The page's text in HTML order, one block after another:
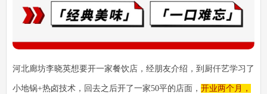
河北廊坊李晓英想要开一家餐饮店，经朋友介绍，到厨仟艺学习了
小地锅+热卤技术，回去之后开了一家50平的店面， 开业两个月，